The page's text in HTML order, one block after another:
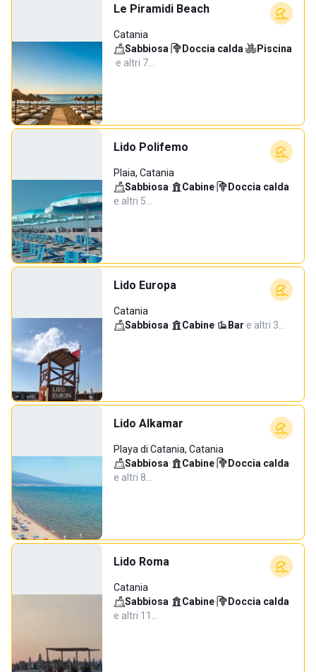
Le Piramidi Beach
Catania
Sabbiosa· Doccia calda·
Piscina
·e altri 7…
Lido Polifemo
Plaia, Catania
Sabbiosa· Cabine· Doccia calda·
e altri 5…
Lido Europa
Catania
Sabbiosa· Cabine· Bar·e altri 3…
Lido Alkamar
Playa di Catania, Catania
Sabbiosa· Cabine· Doccia calda·
e altri 8…
Lido Roma
Catania
Sabbiosa· Cabine· Doccia calda·
e altri 11…